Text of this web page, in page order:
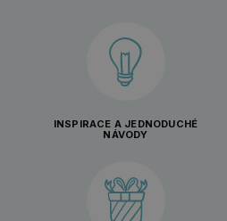
INSPIRACE A JEDNODUCHÉ
NÁVODY